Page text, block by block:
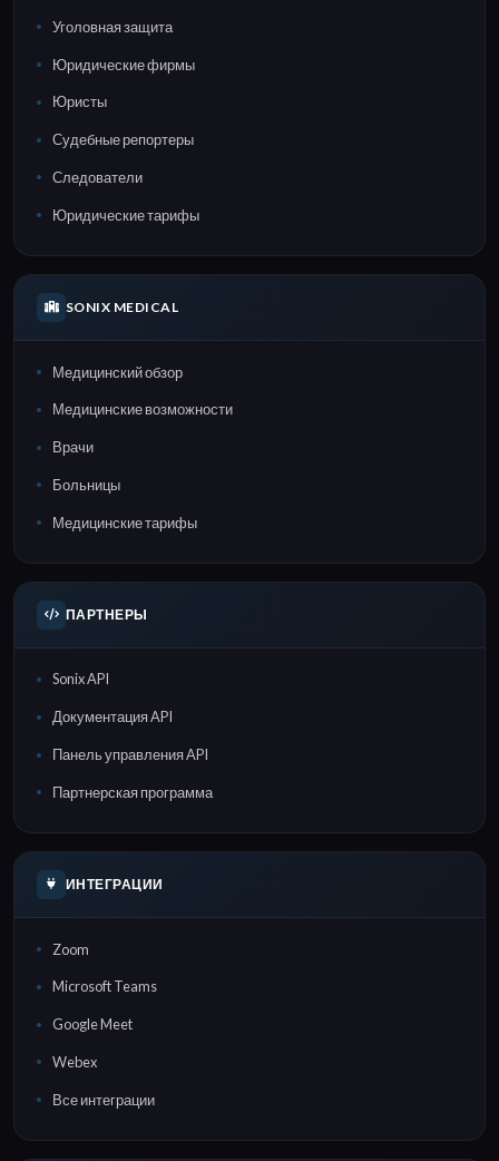
Уголовная защита
Юридические фирмы
Юристы
Судебные репортеры
Следователи
Юридические тарифы
SONIX MEDICAL
Медицинский обзор
Медицинские возможности
Врачи
Больницы
Медицинские тарифы
ПАРТНЕРЫ
Sonix API
Документация API
Панель управления API
Партнерская программа
ИНТЕГРАЦИИ
Zoom
Microsoft Teams
Google Meet
Webex
Все интеграции